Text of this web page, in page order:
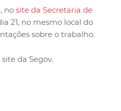
no site da Secretaria de
21, no mesmo local do
sobre o trabalho.
da Segov.